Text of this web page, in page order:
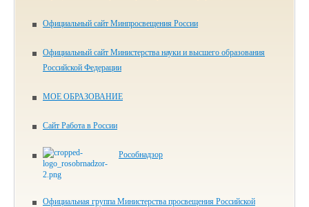
Официальный сайт Минпросвещения России
Официальный сайт Министерства науки и высшего образования
Российской Федерации
МОЕ ОБРАЗОВАНИЕ
Сайт Работа в России
Рособнадзор
Официальная группа Министерства просвещения Российской